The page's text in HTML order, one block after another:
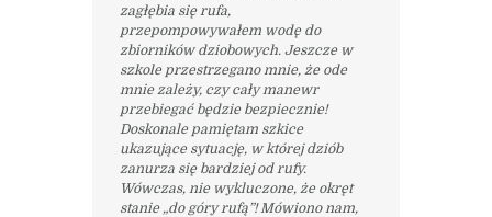
zagłębia się rufa,
przepompowywałem wodę do
zbiorników dziobowych. Jeszcze w
szkole przestrzegano mnie, że ode
mnie zależy, czy cały manewr
przebiegać będzie bezpiecznie!
Doskonale pamiętam szkice
ukazujące sytuację, w której dziób
zanurza się bardziej od rufy.
Wówczas, nie wykluczone, że okręt
stanie „do góry rufą”! Mówiono nam,